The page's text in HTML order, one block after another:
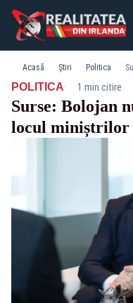
Acasă Știri Politica
POLITICA· 1 min citire
Surse: Bolojan
locul miniștrilor